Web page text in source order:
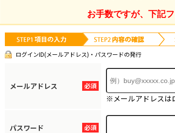
お手数ですが、下記
ログインID(メールアドレス)・パスワードの発行
必須
メールアドレス
※メールアドレスは
必須
パスワード